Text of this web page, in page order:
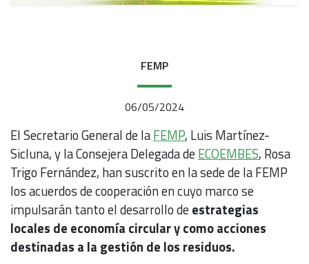
FEMP
06/05/2024
El Secretario General de laFEMP, Luis Martínez-
Sicluna, y la Consejera Delegada deECOEMBES, Rosa
Trigo Fernández, han suscrito en la sede de la FEMP
los acuerdos de cooperación en cuyo marco se
impulsarán tanto el desarrollo deestrategias
locales de economía circular y como acciones
destinadas a la gestión de los residuos.